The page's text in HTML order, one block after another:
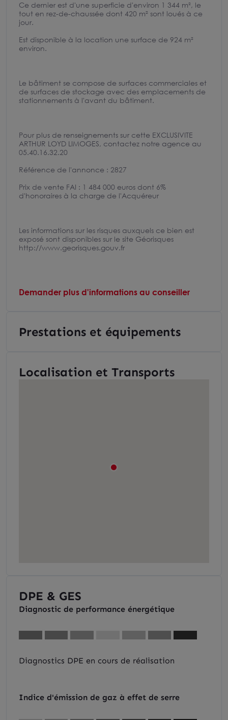
Ce dernier est d'une superficie d'environ 1 344 m², le
tout en rez-de-chaussée dont 420 m² sont loués à ce
jour.
Est disponible à la location une surface de 924 m²
environ.
Le bâtiment se compose de surfaces commerciales et
de surfaces de stockage avec des emplacements de
stationnements à l'avant du bâtiment.
Pour plus de renseignements sur cette EXCLUSIVITE
ARTHUR LOYD LIMOGES, contactez notre agence au
05.40.16.32.20
Référence de l'annonce : 2827
Prix de vente FAI : 1 484 000 euros dont 6%
d'honoraires à la charge de l'Acquéreur
Les informations sur les risques auxquels ce bien est
exposé sont disponibles sur le site Géorisques
http://www.georisques.gouv.fr
Demander plus d'informations au conseiller
Prestations et équipements
Localisation et Transports
DPE & GES
Diagnostic de performance énergétique
Diagnostics DPE en cours de réalisation
Indice d'émission de gaz à effet de serre